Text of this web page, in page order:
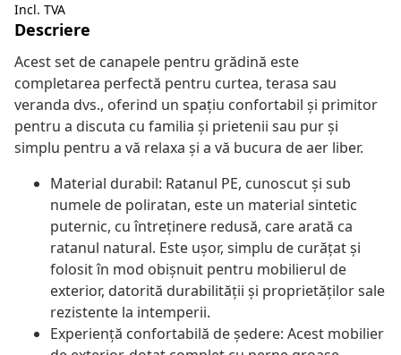
Incl. TVA
Descriere
Acest set de canapele pentru grădină este
completarea perfectă pentru curtea, terasa sau
veranda dvs., oferind un spațiu confortabil și primitor
pentru a discuta cu familia și prietenii sau pur și
simplu pentru a vă relaxa și a vă bucura de aer liber.
Material durabil: Ratanul PE, cunoscut și sub
numele de poliratan, este un material sintetic
puternic, cu întreținere redusă, care arată ca
ratanul natural. Este ușor, simplu de curățat și
folosit în mod obișnuit pentru mobilierul de
exterior, datorită durabilității și proprietăților sale
rezistente la intemperii.
Experiență confortabilă de ședere: Acest mobilier